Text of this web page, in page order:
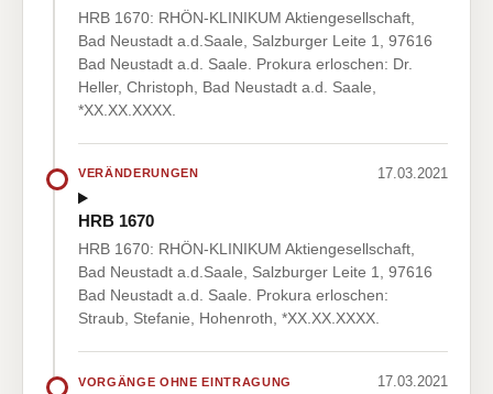
HRB 1670: RHÖN-KLINIKUM Aktiengesellschaft,
Bad Neustadt a.d.Saale, Salzburger Leite 1, 97616
Bad Neustadt a.d. Saale. Prokura erloschen: Dr.
Heller, Christoph, Bad Neustadt a.d. Saale,
*XX.XX.XXXX.
VERÄNDERUNGEN 17.03.2021
HRB 1670
HRB 1670: RHÖN-KLINIKUM Aktiengesellschaft,
Bad Neustadt a.d.Saale, Salzburger Leite 1, 97616
Bad Neustadt a.d. Saale. Prokura erloschen:
Straub, Stefanie, Hohenroth, *XX.XX.XXXX.
VORGÄNGE OHNE EINTRAGUNG 17.03.2021